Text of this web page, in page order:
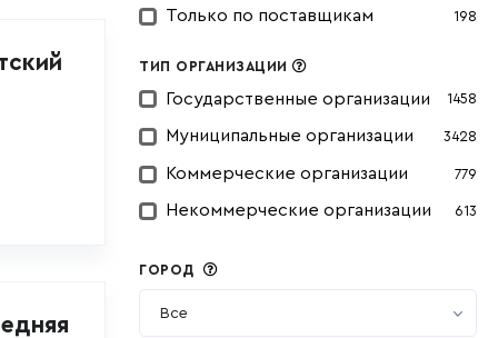
Только по поставщикам 198
ТИП ОРГАНИЗАЦИИ
Государственные организации 1458
Муниципальные организации 3428
Коммерческие организации 779
Некоммерческие организации 613
ГОРОД
Все